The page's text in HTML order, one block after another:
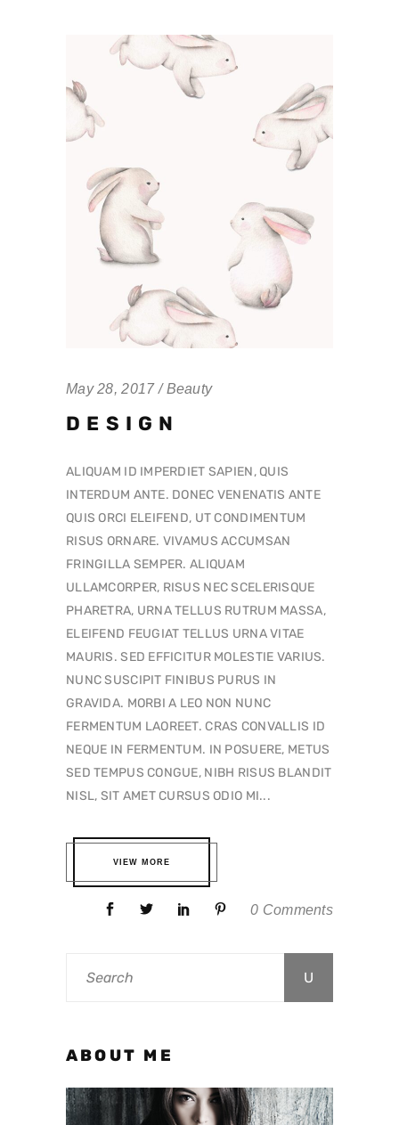
May 28, 2017 Beauty
DESIGN
ALIQUAM ID IMPERDIET SAPIEN, QUIS
INTERDUM ANTE. DONEC VENENATIS ANTE
QUIS ORCI ELEIFEND, UT CONDIMENTUM
RISUS ORNARE. VIVAMUS ACCUMSAN
FRINGILLA SEMPER. ALIQUAM
ULLAMCORPER, RISUS NEC SCELERISQUE
PHARETRA, URNA TELLUS RUTRUM MASSA,
ELEIFEND FEUGIAT TELLUS URNA VITAE
MAURIS. SED EFFICITUR MOLESTIE VARIUS.
NUNC SUSCIPIT FINIBUS PURUS IN
GRAVIDA. MORBI A LEO NON NUNC
FERMENTUM LAOREET. CRAS CONVALLIS ID
NEQUE IN FERMENTUM. IN POSUERE, METUS
SED TEMPUS CONGUE, NIBH RISUS BLANDIT
NISL, SIT AMET CURSUS ODIO MI...
VIEW MORE
0 Comments
ABOUT ME